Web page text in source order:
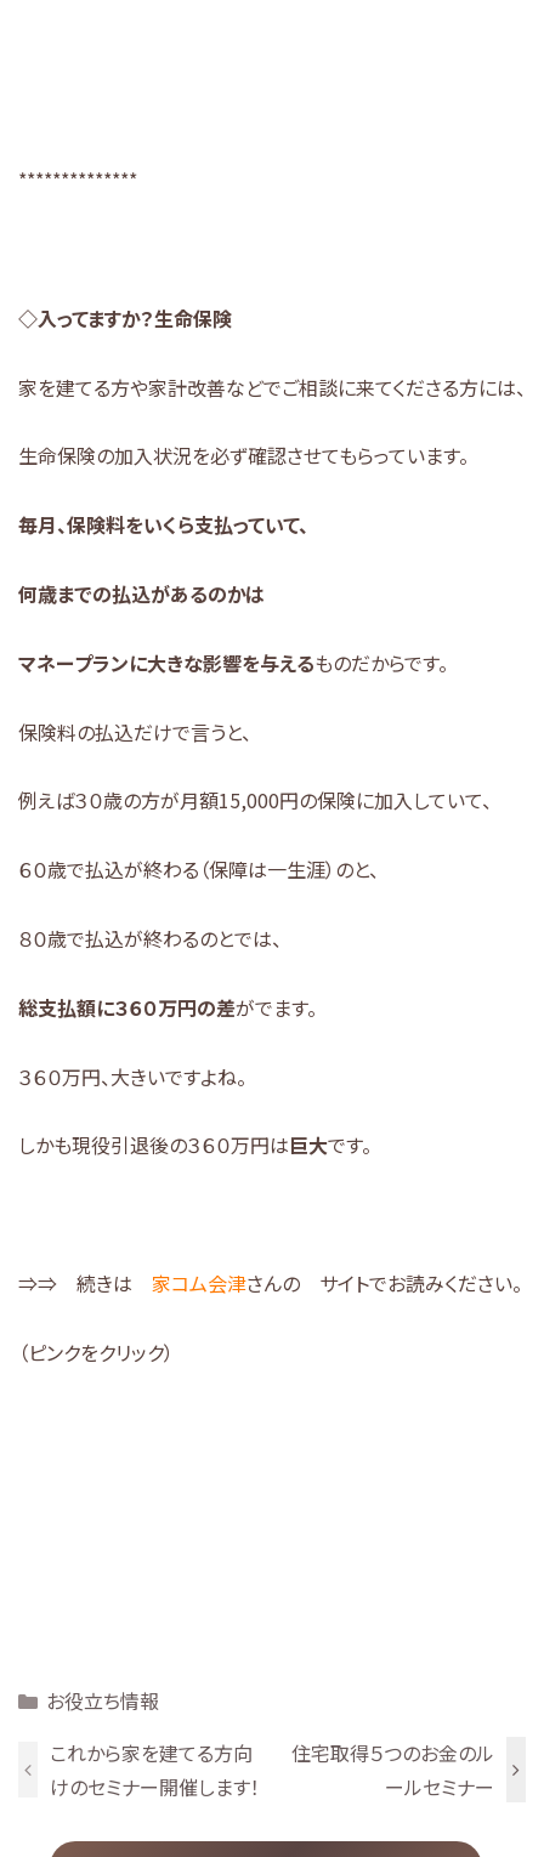
**************
◇入ってますか？生命保険
家を建てる方や家計改善などでご相談に来てくださる方には、
生命保険の加入状況を必ず確認させてもらっています。
毎月、保険料をいくら支払っていて、
何歳までの払込があるのかは
マネープランに大きな影響を与えるものだからです。
保険料の払込だけで言うと、
例えば３０歳の方が月額15,000円の保険に加入していて、
６０歳で払込が終わる（保障は一生涯）のと、
８０歳で払込が終わるのとでは、
総支払額に３６０万円の差がでます。
３６０万円、大きいですよね。
しかも現役引退後の３６０万円は巨大です。
⇒⇒ 続きは 家コム会津さんの サイトでお読みください。
（ピンクをクリック）
Categories
お役立ち情報
これから家を建てる方向
けのセミナー開催します！
住宅取得５つのお金のル
ールセミナー